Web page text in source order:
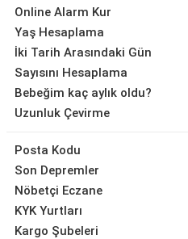
Online Alarm Kur
Yaş Hesaplama
İki Tarih Arasındaki Gün
Sayısını Hesaplama
Bebeğim kaç aylık oldu?
Uzunluk Çevirme
Posta Kodu
Son Depremler
Nöbetçi Eczane
KYK Yurtları
Kargo Şubeleri